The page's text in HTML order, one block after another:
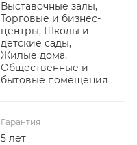
Выставочные залы,
Торговые и бизнес-
центры, Школы и
детские сады,
Жилые дома,
Общественные и
бытовые помещения
Гарантия
5 лет